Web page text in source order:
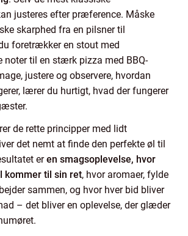
justeres efter præference. Måske
skarphed fra en pilsner til
foretrækker en stout med
noter til en stærk pizza med BBQ-
justere og observere, hvordan
lærer du hurtigt, hvad der fungerer
de rette principper med lidt
det nemt at finde den perfekte øl til
eren smagsoplevelse, hvor
kommer til sin ret, hvor aromaer, fylde
sammen, og hvor hver bid bliver
– det bliver en oplevelse, der glæder